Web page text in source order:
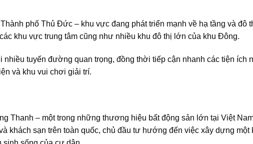
phố Thủ Đức – khu vực đang phát triển mạnh về hạ tầng và đô
khu vực trung tâm cũng như nhiều khu đô thị lớn của khu Đông.
tuyến đường quan trọng, đồng thời tiếp cận nhanh các tiện ích
và khu vui chơi giải trí.
Thanh – một trong những thương hiệu bất động sản lớn tại Việt
khách sạn trên toàn quốc, chủ đầu tư hướng đến việc xây dựng một